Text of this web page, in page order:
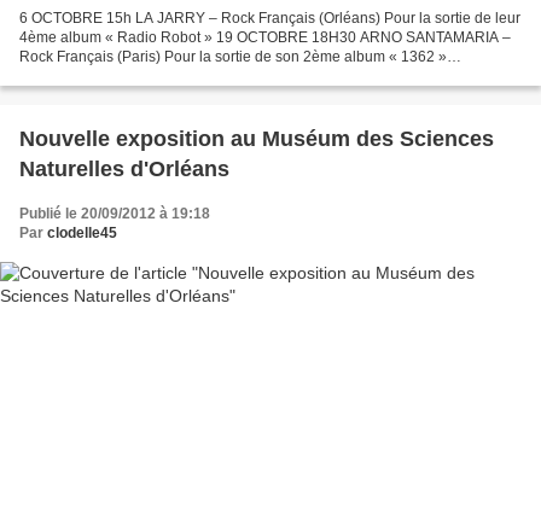
6 OCTOBRE 15h LA JARRY – Rock Français (Orléans) Pour la sortie de leur
4ème album « Radio Robot » 19 OCTOBRE 18H30 ARNO SANTAMARIA –
Rock Français (Paris) Pour la sortie de son 2ème album « 1362 »
Nouvelle exposition au Muséum des Sciences
Naturelles d'Orléans
Publié le 20/09/2012 à 19:18
Par clodelle45